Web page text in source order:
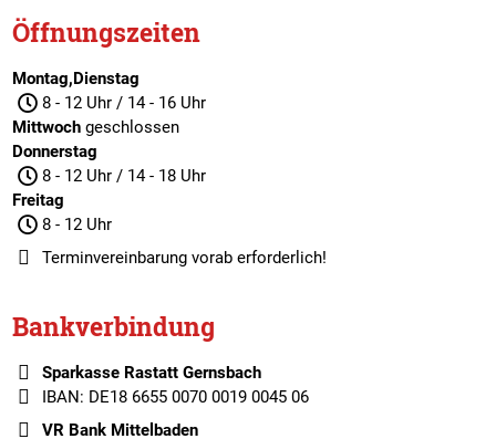
Öffnungszeiten
Montag,Dienstag
8 - 12 Uhr / 14 - 16 Uhr
Mittwochgeschlossen
Donnerstag
8 - 12 Uhr / 14 - 18 Uhr
Freitag
8 - 12 Uhr
Terminvereinbarungvorab erforderlich!
Bankverbindung
Sparkasse Rastatt Gernsbach
IBAN: DE18 6655 0070 0019 0045 06
VR Bank Mittelbaden